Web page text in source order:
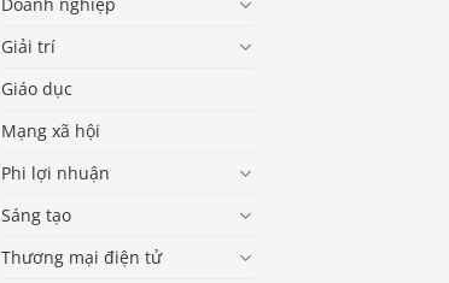
Giải trí
Giáo dục
Mạng xã hội
Phi lợi nhuận
Sáng tạo
Thương mại điện tử